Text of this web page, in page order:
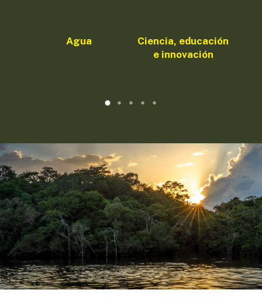
Agua
Ciencia, educación
e innovación